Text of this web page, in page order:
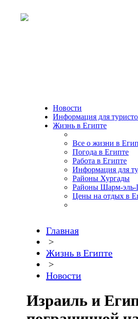
Новости
Информация для
Жизнь в Египте
Все о жизни в
Погода в Египте
Работа в Египте
Информация для
Районы Хургады
Районы Шарм-
Цены на отдых в
Главная
>
Жизнь в Египте
>
Новости
Израиль и